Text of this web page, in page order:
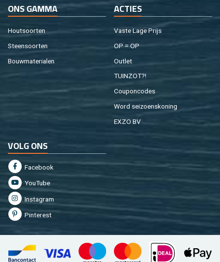
ONS GAMMA
Hout­soor­ten
Steen­soor­ten
Bouw­ma­te­ri­a­len
AC­TIES
Vaste Lage Prijs
OP = OP
Out­let
TUIN­ZOT?!
Cou­pon­co­des
Word sei­zoens­ko­ning
EXZO BV
VOLG ONS
Fa­cebook
You­Tu­be
In­st­agram
Pin­te­rest